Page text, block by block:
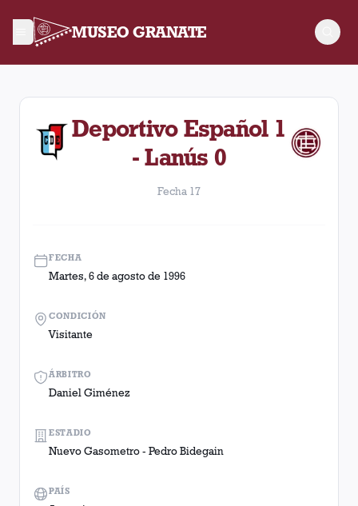
MUSEO GRANATE
Fecha 17. Partido entre Lanús y Deportivo Español
Deportivo Español 1
- Lanús 0
Fecha 17
FECHA
Martes, 6 de agosto de 1996
ÁRBITRO
Daniel Giménez
CONDICIÓN
Visitante
ESTADIO
Nuevo Gasometro - Pedro Bidegain
PAÍS